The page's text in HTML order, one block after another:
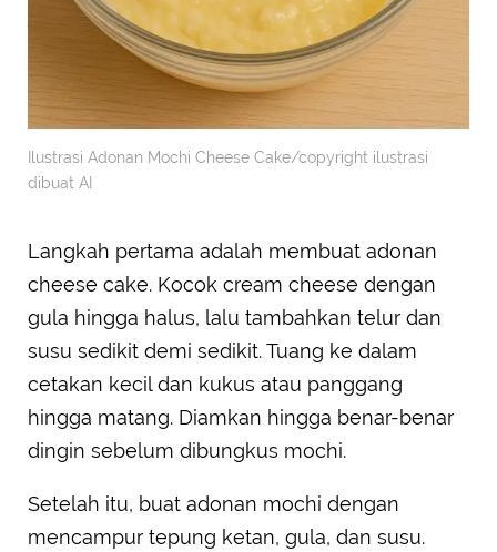
Ilustrasi Adonan Mochi Cheese Cake/copyright ilustrasi
dibuat AI
Langkah pertama adalah membuat adonan
cheese cake. Kocok cream cheese dengan
gula hingga halus, lalu tambahkan telur dan
susu sedikit demi sedikit. Tuang ke dalam
cetakan kecil dan kukus atau panggang
hingga matang. Diamkan hingga benar-benar
dingin sebelum dibungkus mochi.
Setelah itu, buat adonan mochi dengan
mencampur tepung ketan, gula, dan susu.